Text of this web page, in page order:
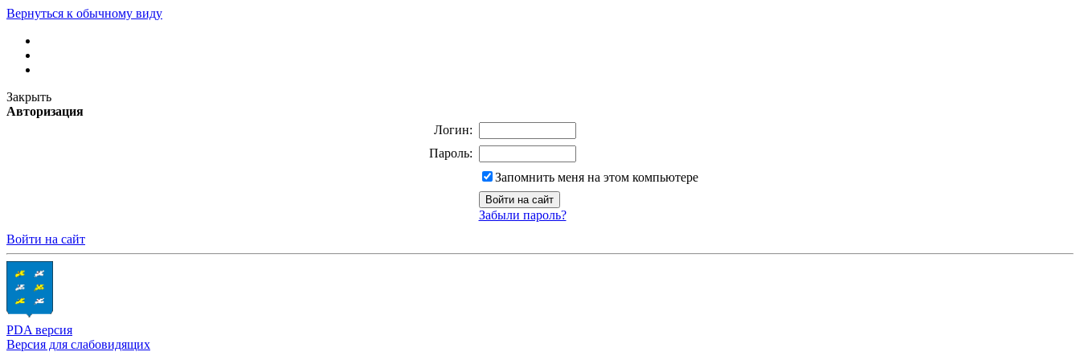
Вернуться к обычному виду
Закрыть
Авторизация
Логин:
Пароль:
Запомнить меня на этом компьютере
Забыли пароль?
Войти на сайт
PDA версия
Версия для слабовидящих